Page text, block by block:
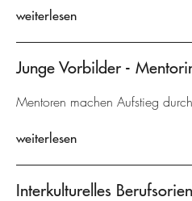
weiterlesen
Junge Vorbilder -
Mentoren machen Aufstieg
weiterlesen
Interkulturelles